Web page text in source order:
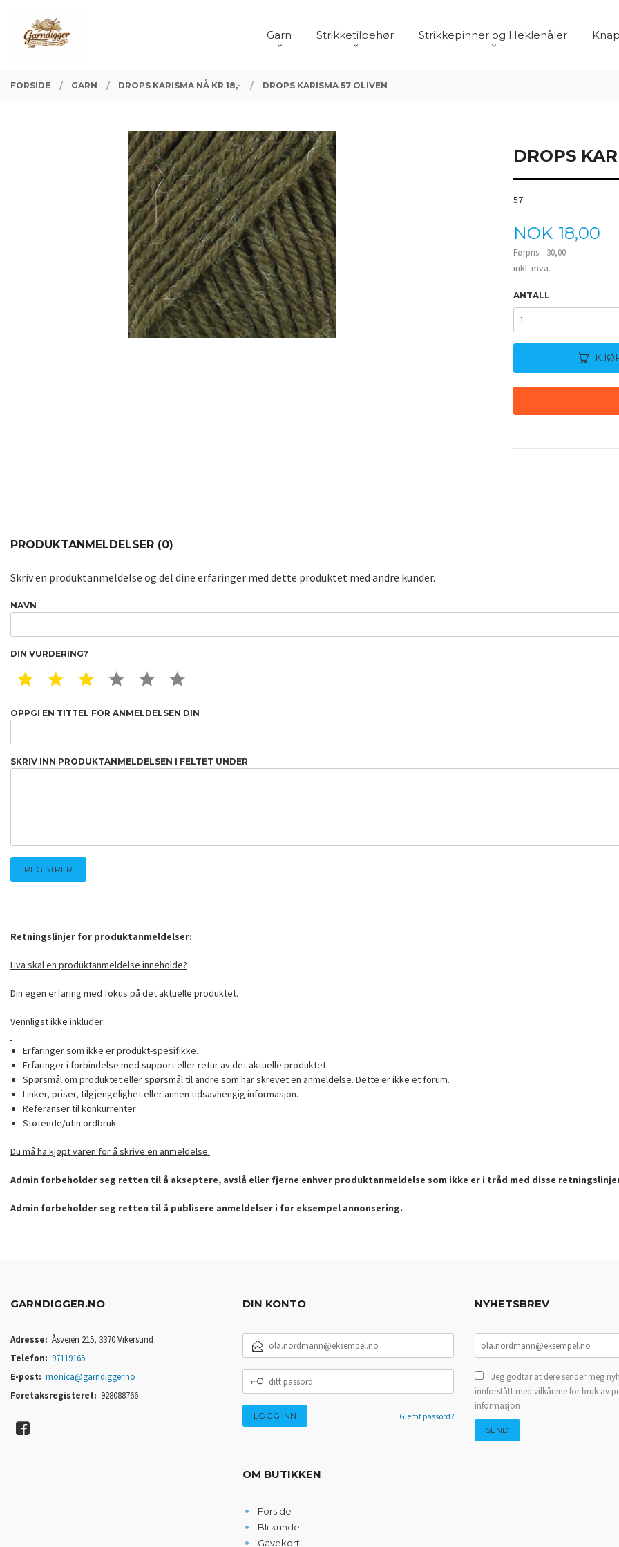
innholdet
PRODUKTER
Garn Strikketilbehør Strikkepinner og Heklenåler
FORSIDE GARN DROPS KARISMA NÅ KR 18,- DROPS KARISMA 57 OLIVEN
DROPS
57
Tilbud
NOK 18,00
Førpris: 30,00
Rabatt
inkl. mva.
ANTALL
PRODUKTANMELDELSER (0)
Skriv en produktanmeldelse og del dine erfaringer med dette produktet med andre kunder.
NAVN
DIN VURDERING?
1 STAR2 STAR3 STAR4 STAR5 STAR
OPPGI EN TITTEL FOR ANMELDELSEN DIN
SKRIV INN PRODUKTANMELDELSEN I FELTET UNDER
Retningslinjer for produktanmeldelser:
Hva skal en produktanmeldelse inneholde?
Din egen erfaring med fokus på det aktuelle produktet.
Vennligst ikke inkluder:
Erfaringer som ikke er produkt-spesifikke.
Erfaringer i forbindelse med support eller retur av det aktuelle produktet.
Spørsmål om produktet eller spørsmål til andre som har skrevet en anmeldelse. Dette er ikke et forum.
Linker, priser, tilgjengelighet eller annen tidsavhengig informasjon.
Referanser til konkurrenter
Støtende/ufin ordbruk.
Du må ha kjøpt varen for å skrive en anmeldelse.
Admin forbeholder seg retten til å akseptere, avslå eller fjerne enhver produktanmeldelse som ikke er i tråd med disse
Admin forbeholder seg retten til å publisere anmeldelser i for eksempel annonsering.
GARNDIGGER.NO
Adresse: Åsveien 215, 3370 Vikersund
Telefon: 97119165
E-post: monica@garndigger.no
Foretaksregisteret: 928088766
DIN KONTO
POSTADRESSE
PASSORD
Glemt passord?
OM BUTIKKEN
Forside
Bli kunde
Gavekort
NYHETSBREV
Jeg godtar at dere sender meg
innforstått med vilkårene for bruk av
informasjon